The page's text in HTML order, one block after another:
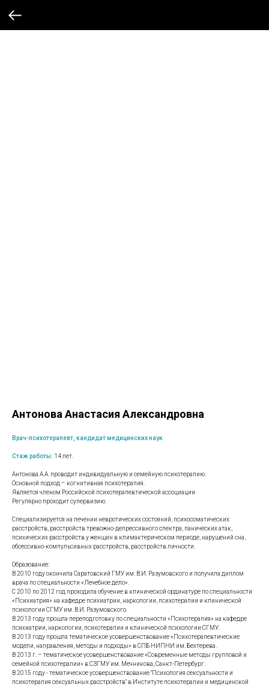
Антонова Анастасия Александровна
Врач-психотерапевт, кандидат медицинских наук
Стаж работы: 14 лет.
Антонова А.А. проводит индивидуальную и семейную психотерапию.
Основной подход – когнитивная психотерапия.
Является членом Российской психотерапевтической ассоциации.
Регулярно проходит супервизию.
Специализируется на лечении невротических состояний, психосоматических
расстройств, расстройств тревожно-депрессивного спектра, панических атак,
психических расстройств у женщин в климактерическом периоде, нарушений сна,
обсессивно-компульсивных расстройств, расстройств личности.
Образование:
В 2010 году окончила Саратовский ГМУ им. В.И. Разумовского и получила диплом
врача по специальности «Лечебное дело».
С 2010 по 2012 год проходила обучение в клинической ординатуре по специальности
«Психиатрия» на кафедре психиатрии, наркологии, психотерапии и клинической
психологии СГМУ им. В.И. Разумовского.
В 2013 году прошла переподготовку по специальности «Психотерапия» на кафедре
психиатрии, наркологии, психотерапии и клинической психологии СГМУ.
В 2013 году прошла тематическое усовершенствование «Психотерапевтические
модели, направления, методы и подходы» в СПБ НИПНИ им. Бехтерева.
В 2013 г. – тематическое усовершенствование «Современные методы групповой и
семейной психотерапии» в СЗГМУ им. Мечникова, Санкт-Петербург.
В 2015 году - тематическое усовершенствование "Психология сексуальности и
психотерапия сексуальных расстройств" в Институте психотерапии и медицинской